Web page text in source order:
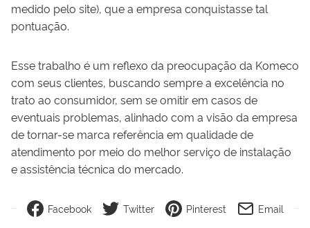
medido pelo site), que a empresa conquistasse tal
pontuação.
Esse trabalho é um reflexo da preocupação da Komeco
com seus clientes, buscando sempre a excelência no
trato ao consumidor, sem se omitir em casos de
eventuais problemas, alinhado com a visão da empresa
de tornar-se marca referência em qualidade de
atendimento por meio do melhor serviço de instalação
e assistência técnica do mercado.
Facebook Twitter Pinterest Email